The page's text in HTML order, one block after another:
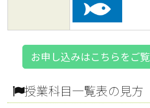
お申し込みはこちらをご
授業科目一覧表の見方